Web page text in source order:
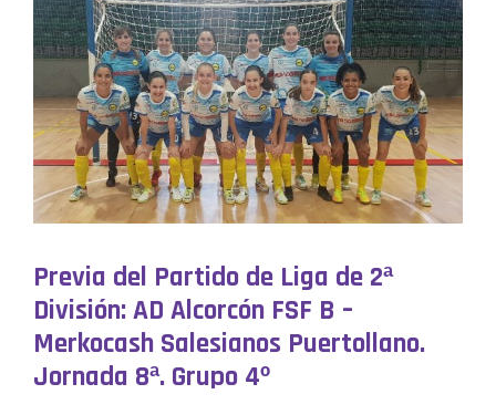
Previa del Partido de Liga de 2ª
División: AD Alcorcón FSF B –
Merkocash Salesianos Puertollano.
Jornada 8ª. Grupo 4º